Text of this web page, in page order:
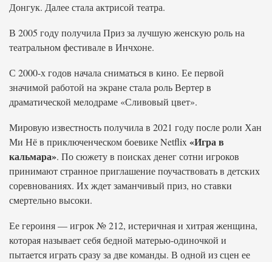
Донгук. Далее стала актрисой театра.
В 2005 году получила Приз за лучшую женскую роль на
театральном фестивале в Инчхоне.
С 2000-х годов начала сниматься в кино. Ее первой
значимой работой на экране стала роль Вертер в
драматической мелодраме «Сливовый цвет».
Мировую известность получила в 2021 году после роли Хан
Ми Нё в приключенческом боевике Netflix «Игра в
кальмара». По сюжету в поисках денег сотни игроков
принимают странное приглашение поучаствовать в детских
соревнованиях. Их ждет заманчивый приз, но ставки
смертельно высоки.
Ее героиня — игрок № 212, истеричная и хитрая женщина,
которая называет себя бедной матерью-одиночкой и
пытается играть сразу за две команды. В одной из сцен ее